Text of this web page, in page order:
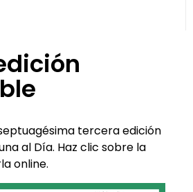
tercera edición
al Día. Haz clic sobre la
online.